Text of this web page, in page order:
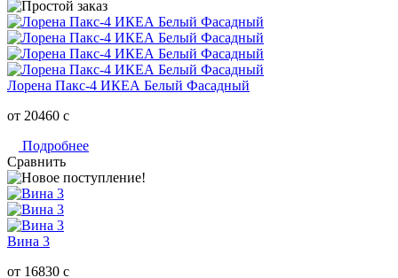
Лорена Пакс-4 ИКЕА Белый Фасадный
от 20460 c
Подробнее
Сравнить
Вина 3
от 16830 c